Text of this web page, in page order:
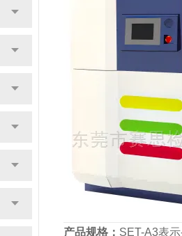
产品规格： SET-A3表示